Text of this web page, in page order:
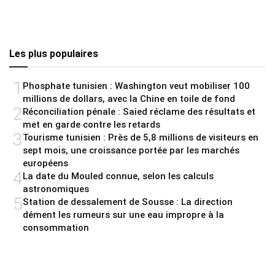
Les plus populaires
1 Phosphate tunisien : Washington veut mobiliser 100
millions de dollars, avec la Chine en toile de fond
2Réconciliation pénale : Saied réclame des résultats et
met en garde contre les retards
3Tourisme tunisien : Près de 5,8 millions de visiteurs en
sept mois, une croissance portée par les marchés
européens
4La date du Mouled connue, selon les calculs
astronomiques
5Station de dessalement de Sousse : La direction
dément les rumeurs sur une eau impropre à la
consommation